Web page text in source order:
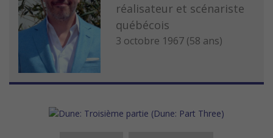
réalisateur et scénariste
québécois
3 octobre 1967 (58 ans)